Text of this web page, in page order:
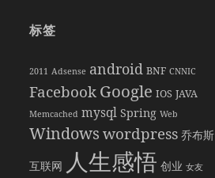
标签
2011 Adsense android BNF CNNIC
FacebookGoogle IOS JAVA
Memcached mysql Spring Web
Windowswordpress 乔布斯
互联网 人生感悟 创业 女友